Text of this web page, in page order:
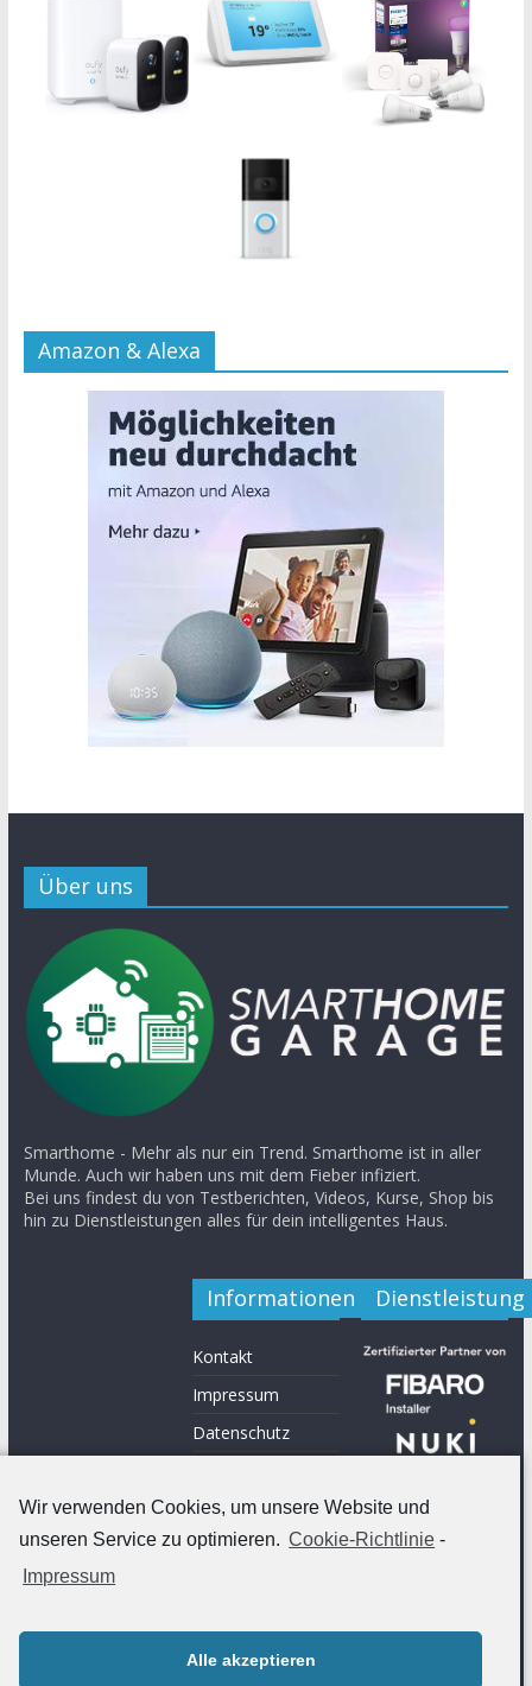
Wir verwenden Cookies, um unsere Website und
unseren Service zu optimieren. Cookie-Richtlinie -
Impressum
Alle akzeptieren
Amazon & Alexa
Über uns
Smarthome - Mehr als nur ein Trend. Smarthome ist in aller
Munde. Auch wir haben uns mit dem Fieber infiziert.
Bei uns findest du von Testberichten, Videos, Kurse, Shop bis
hin zu Dienstleistungen alles für dein intelligentes Haus.
Informationen
Kontakt
Impressum
Datenschutz
Werde ein Teil von
uns
Dienstleistung